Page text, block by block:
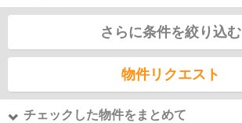
さらに条件を絞り込む
物件リクエスト
チェックした物件をまとめて